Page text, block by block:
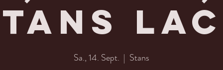
Sa., 14. Sept.
  |
Stans